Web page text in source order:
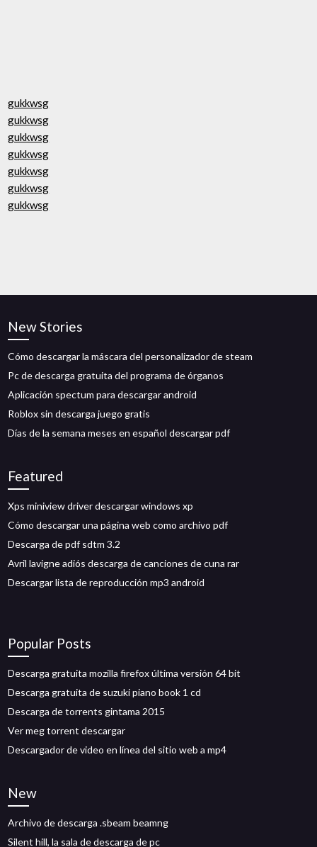
gukkwsg
gukkwsg
gukkwsg
gukkwsg
gukkwsg
gukkwsg
gukkwsg
New Stories
Cómo descargar la máscara del personalizador de steam
Pc de descarga gratuita del programa de órganos
Aplicación spectum para descargar android
Roblox sin descarga juego gratis
Días de la semana meses en español descargar pdf
Featured
Xps miniview driver descargar windows xp
Cómo descargar una página web como archivo pdf
Descarga de pdf sdtm 3.2
Avril lavigne adiós descarga de canciones de cuna rar
Descargar lista de reproducción mp3 android
Popular Posts
Descarga gratuita mozilla firefox última versión 64 bit
Descarga gratuita de suzuki piano book 1 cd
Descarga de torrents gintama 2015
Ver meg torrent descargar
Descargador de video en línea del sitio web a mp4
New
Archivo de descarga .sbeam beamng
Silent hill, la sala de descarga de pc